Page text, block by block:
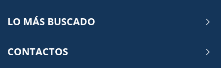
LO MÁS BUSCADO
CONTACTOS